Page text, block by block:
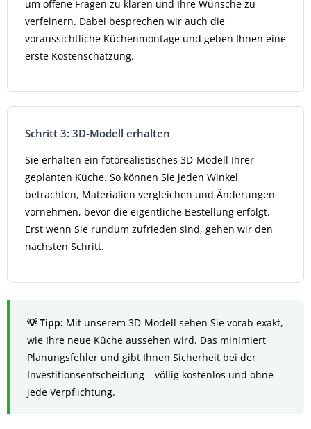
um offene Fragen zu klären und Ihre Wünsche zu
verfeinern. Dabei besprechen wir auch die
voraussichtliche Küchenmontage und geben Ihnen eine
erste Kostenschätzung.
Schritt 3: 3D-Modell erhalten
Sie erhalten ein fotorealistisches 3D-Modell Ihrer
geplanten Küche. So können Sie jeden Winkel
betrachten, Materialien vergleichen und Änderungen
vornehmen, bevor die eigentliche Bestellung erfolgt.
Erst wenn Sie rundum zufrieden sind, gehen wir den
nächsten Schritt.
Mit unserem 3D-Modell sehen Sie vorab exakt,
wie Ihre neue Küche aussehen wird. Das minimiert
Planungsfehler und gibt Ihnen Sicherheit bei der
Investitionsentscheidung – völlig kostenlos und ohne
jede Verpflichtung.